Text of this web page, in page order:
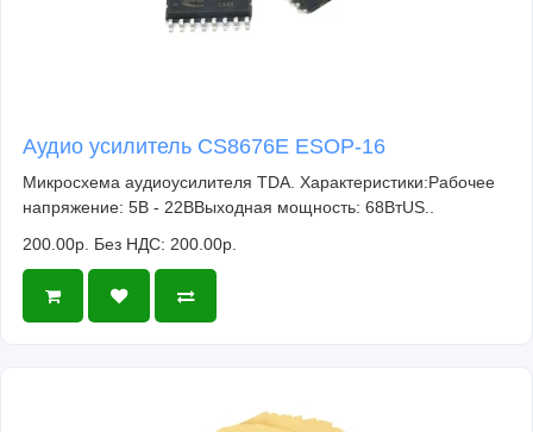
Аудио усилитель CS8676E ESOP-16
Микросхема аудиоусилителя TDA. Характеристики:Рабочее
напряжение: 5В - 22ВВыходная мощность: 68ВтUS..
200.00р. Без НДС: 200.00р.